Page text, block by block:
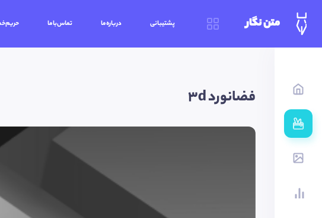
متن نگار پشتیبانی درباره‌ما تماس‌باما
فضانورد 3d